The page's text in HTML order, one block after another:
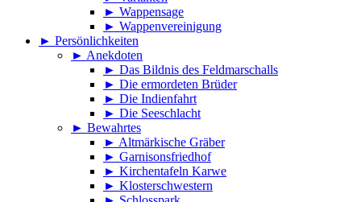
► Wappensage
► Wappenvereinigung
► Persönlichkeiten
► Anekdoten
► Das Bildnis des Feldmarschalls
► Die ermordeten Brüder
► Die Indienfahrt
► Die Seeschlacht
► Bewahrtes
► Altmärkische Gräber
► Garnisonsfriedhof
► Kirchentafeln Karwe
► Klosterschwestern